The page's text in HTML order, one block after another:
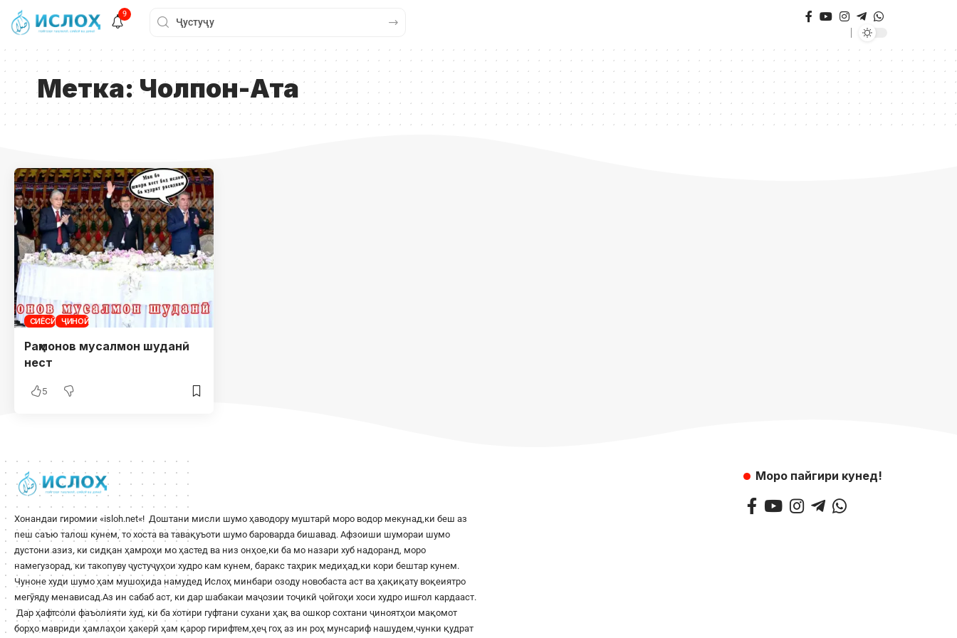
9
Метка: Чолпон-Ата
СИЁСӢ ҶИНОӢ
Раҳмонов мусалмон шуданӣ
нест
5
Хонандаи гиромии «isloh.net«! Доштани мисли шумо ҳаводору муштарӣ моро водор мекунад,ки беш аз
пеш саъю талош кунем, то хоста ва тавақуъоти шумо бароварда бишавад. Афзоиши шумораи шумо
дустони азиз, ки сидқан ҳамроҳи мо ҳастед ва низ онҳое,ки ба мо назари хуб надоранд, моро
намегузорад, ки такопуву ҷустуҷуҳои худро кам кунем, баракс таҳрик медиҳад,ки кори бештар кунем.
Чуноне худи шумо ҳам мушоҳида намудед Ислоҳ минбари озоду новобаста аст ва ҳақиқату воқеиятро
мегӯяду менависад.Аз ин сабаб аст, ки дар шабакаи маҷозии тоҷикӣ ҷойгоҳи хоси худро ишғол кардааст.
Дар ҳафтсоли фаъолияти худ, ки ба хотири гуфтани сухани ҳақ ва ошкор сохтани ҷиноятҳои мақомот
борҳо мавриди ҳамлаҳои ҳакерӣ ҳам қарор гирифтем,ҳеҷ гоҳ аз ин роҳ мунсариф нашудем,чунки қудрат
Моро пайгири кунед!